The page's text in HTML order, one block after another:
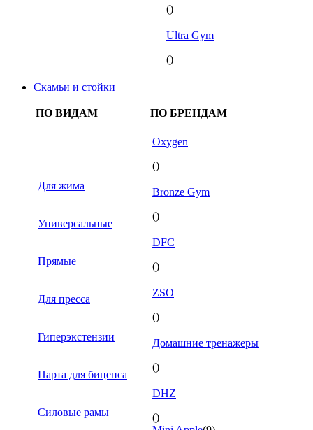
()
Ultra Gym
()
Скамьи и стойки
ПО ВИДАМ ПО БРЕНДАМ
Для жима
Универсальные
Прямые
Для пресса
Гиперэкстензии
Парта для бицепса
Силовые рамы
Oxygen
()
Bronze Gym
()
DFC
()
ZSO
()
Домашние тренажеры
()
DHZ
()